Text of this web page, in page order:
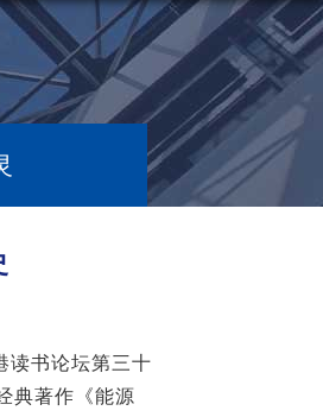
读书论坛第三十
典著作《能源